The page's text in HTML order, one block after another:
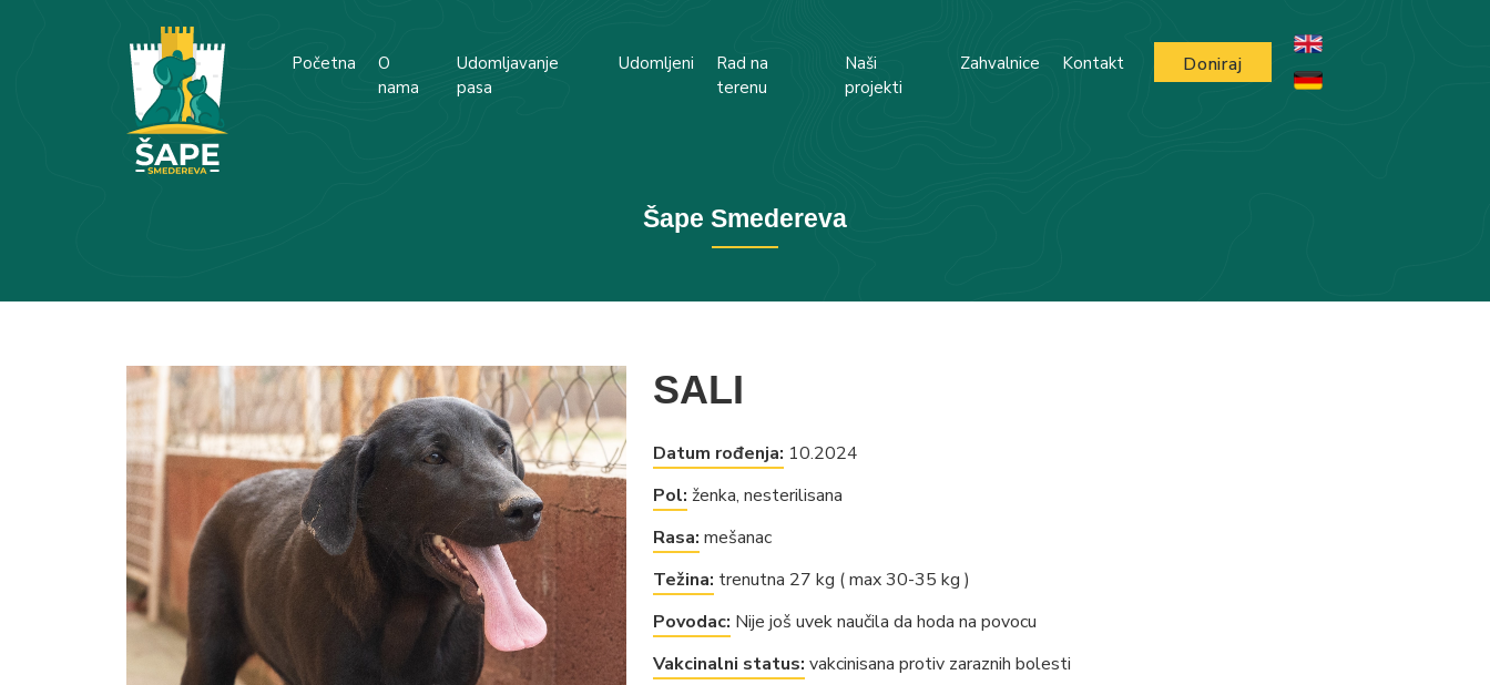
Početna
O
nama
Udomljavanje
pasa
Udomljeni
Rad na
terenu
Naši
projekti
Zahvalnice Kontakt Doniraj
Šape Smedereva
SALI
Datum rođenja: 10.2024
Pol: ženka, nesterilisana
Rasa: mešanac
Težina: trenutna 27 kg ( max 30-35 kg )
Povodac: Nije još uvek naučila da hoda na povocu
Vakcinalni status: vakcinisana protiv zaraznih bolesti